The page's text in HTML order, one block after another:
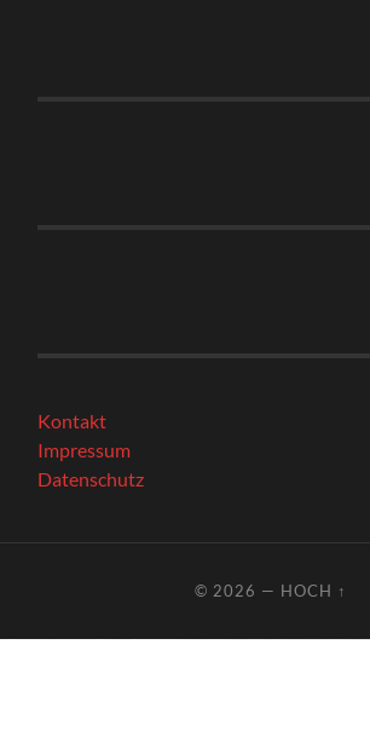
Kontakt
Impressum
Datenschutz
© 2026 — HOCH ↑